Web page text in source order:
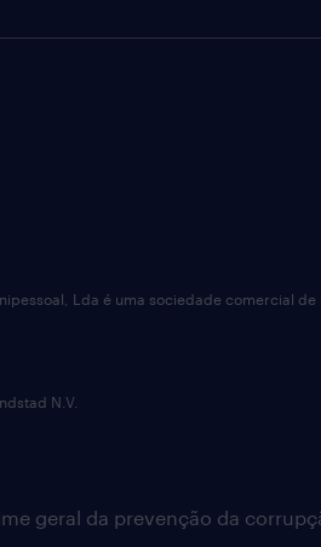
geral da prevenção da
Lda é uma sociedade comercial
N.V.